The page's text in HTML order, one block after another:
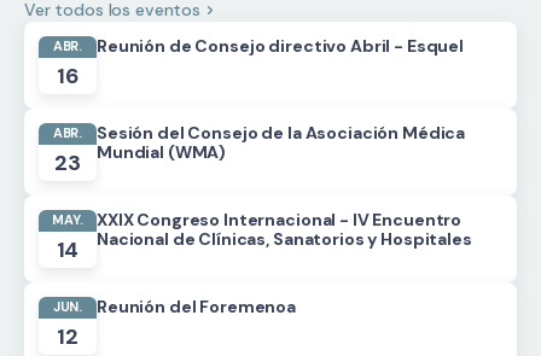
Ver todos los eventos
ABR.
16
Reunión de Consejo directivo Abril - Esquel
ABR.
23
Sesión del Consejo de la Asociación Médica
Mundial (WMA)
MAY.
14
XXIX Congreso Internacional - IV Encuentro
Nacional de Clínicas, Sanatorios y Hospitales
JUN.
12
Reunión del Foremenoa